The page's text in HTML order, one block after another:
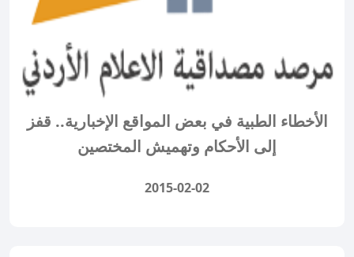
الأخطاء الطبية في بعض المواقع الإخبارية.. قفز
إلى الأحكام وتهميش المختصين
2015-02-02